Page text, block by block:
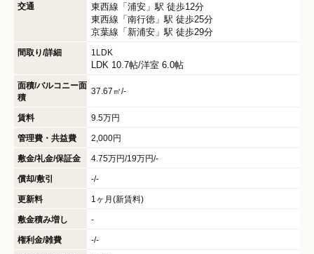
交通 東西線 「浦安 」駅 徒歩12分
東西線 「南行徳 」駅 徒歩25分
京葉線 「新浦安 」駅 徒歩29分
間取り/詳細 1LDK
LDK 10.7帖/洋室 6.0帖
面積/バルコニー面
積
37.67㎡/-
賃料 9.5万円
管理費・共益費 2,000円
敷金/礼金/保証金 4.75万円/19万円/-
償却/敷引 -/-
更新料 1ヶ月(新賃料)
敷金積み増し -
権利金/雑費 -/-